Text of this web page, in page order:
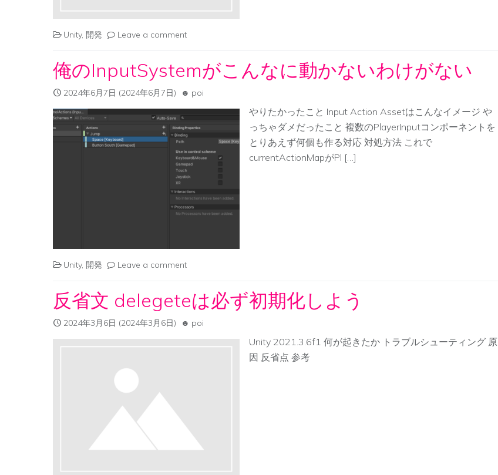
Unity, 開発 Leave a comment
俺のInputSystemがこんなに動かないわけがない
2024年6月7日 (2024年6月7日) poi
やりたかったこと Input Action Assetはこんなイメージ や
っちゃダメだったこと 複数のPlayerInputコンポーネントを
とりあえず何個も作る対応 対処方法 これで
currentActionMapがPl […]
Unity, 開発 Leave a comment
反省文 delegeteは必ず初期化しよう
2024年3月6日 (2024年3月6日) poi
Unity 2021.3.6f1 何が起きたか トラブルシューティング 原
因 反省点 参考